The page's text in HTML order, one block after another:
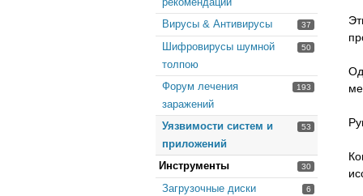
37
Вирусы & Антивирусы
50
Шифровирусы шумной
толпою
193
Форум лечения
заражений
53
Уязвимости систем и
приложений
30
Инструменты
6
Загрузочные диски